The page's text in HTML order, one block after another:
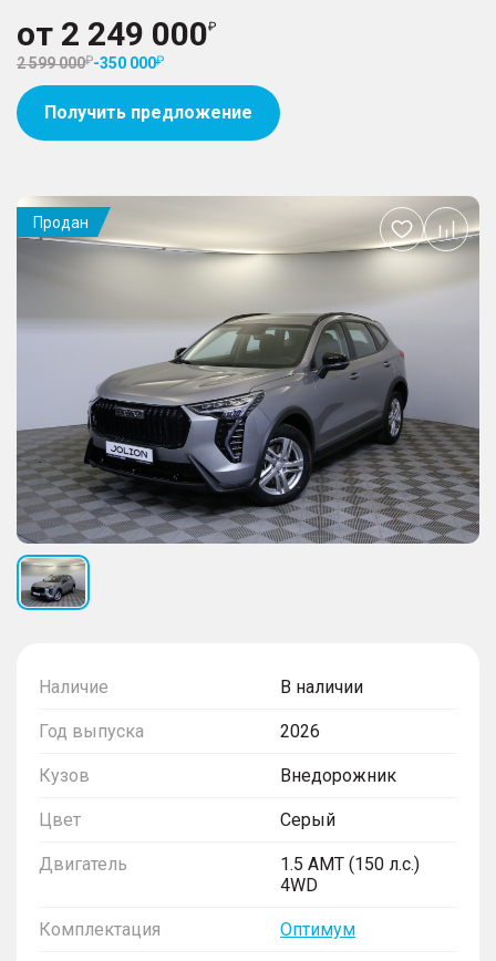
от 2 249 000
2 599 000 -350 000
Получить предложение
Наличие В наличии
Год выпуска 2026
Кузов Внедорожник
Цвет Серый
Двигатель
1.5 AMT (150 л.с.)
4WD
Комплектация Оптимум
Продан
Добавить
в